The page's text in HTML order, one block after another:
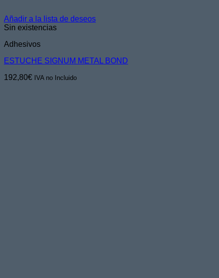
Añadir a la lista de deseos
Sin existencias
Adhesivos
ESTUCHE SIGNUM METAL BOND
192,80€ IVA no Incluido